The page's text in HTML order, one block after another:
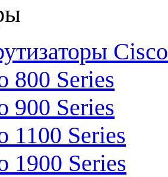
Cisco
800 Series
900 Series
1100 Series
1900 Series